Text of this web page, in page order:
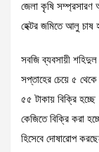
জেলা কৃষি সম্প্রসারণ
হেক্টর জমিতে আলু চাষ
সবজি ব্যবসায়ী
সপ্তাহের চেয়ে ৫
৫৫ টাকায় বিক্রি
কেজিতে বিক্রি করা
হিসেবে দোষারোপ